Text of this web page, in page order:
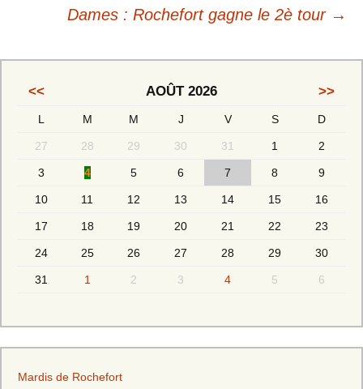
Dames : Rochefort gagne le 2è tour →
<< AOÛT 2026 >>
L M M J V S D
27 28 29 30 31 1 2
3 4 5 6 7 8 9
10 11 12 13 14 15 16
17 18 19 20 21 22 23
24 25 26 27 28 29 30
31 1 2 3 4 5 6
Mardis de Rochefort